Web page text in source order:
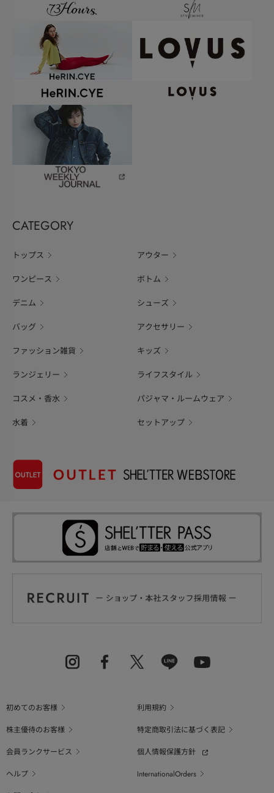
CATEGORY
トップス アウター
ワンピース ボトム
デニム シューズ
バッグ アクセサリー
ファッション雑貨 キッズ
ランジェリー ライフスタイル
コスメ・香水 パジャマ・ルームウェア
水着 セットアップ
初めてのお客様
利用規約
株主優待のお客様
特定商取引法に基づく表記
会員ランクサービス
個人情報保護方針
ヘルプ
InternationalOrders